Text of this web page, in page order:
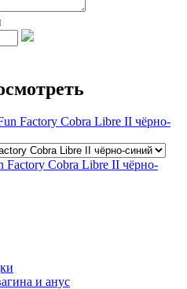
Factory Cobra Libre II чёрно-